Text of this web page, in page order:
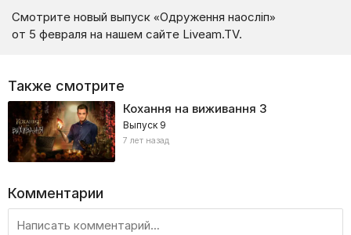
Смотрите новый выпуск «Одруження наосліп»
от 5 февраля на нашем сайте Liveam.TV.
Также смотрите
Кохання на виживання 3
Выпуск 9
7 лет назад
Комментарии